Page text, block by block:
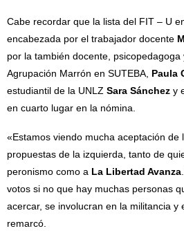
Cabe recordar que la lista del FIT – U
encabezada por el trabajador docente
por la también docente, psicopedagoga
Agrupación Marrón en SUTEBA, Paula
estudiantil de la UNLZ Sara Sánchez y
en cuarto lugar en la nómina.
«Estamos viendo mucha aceptación de
propuestas de la izquierda, tanto de
peronismo como a La Libertad Avanza
votos si no que hay muchas personas
acercar, se involucran en la militancia y
remarcó.